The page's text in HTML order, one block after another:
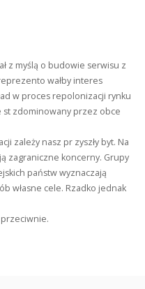
z myślą o budowie serwisu z
wałby interes
w proces repolonizacji rynku
st zdominowany przez obce
zależy nasz pr zyszły byt. Na
zagraniczne koncerny. Grupy
państw wyznaczają
własne cele. Rzadko jednak